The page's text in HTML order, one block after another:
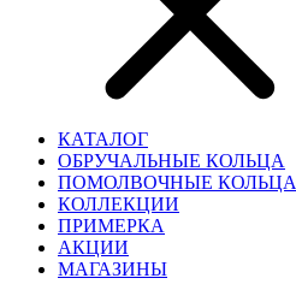
КАТАЛОГ
ОБРУЧАЛЬНЫЕ КОЛЬЦА
ПОМОЛВОЧНЫЕ КОЛЬЦА
КОЛЛЕКЦИИ
ПРИМЕРКА
АКЦИИ
МАГАЗИНЫ